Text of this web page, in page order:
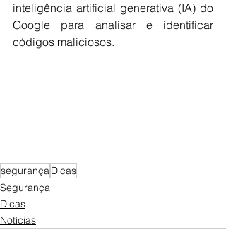
inteligência artificial generativa (IA) do
Google para analisar e identificar
códigos maliciosos.
segurançaDicas
Segurança
Dicas
Notícias